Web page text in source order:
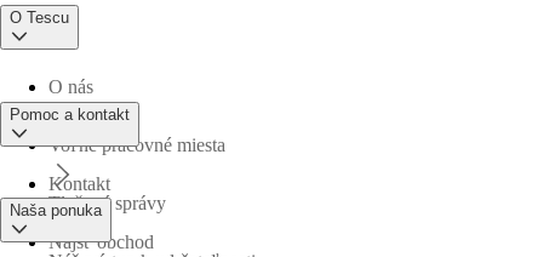
O Tescu
O nás
Voľné pracovné miesta
Tlačové správy
Pomoc a kontakt
Kontakt
Nájsť obchod
Naša ponuka